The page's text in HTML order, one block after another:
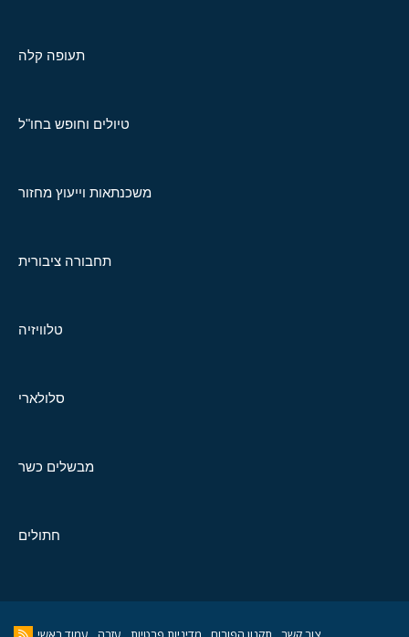
תעופה קלה
טיולים וחופש בחו"ל
משכנתאות וייעוץ מחזור
תחבורה ציבורית
טלוויזיה
סלולארי
מבשלים כשר
חתולים